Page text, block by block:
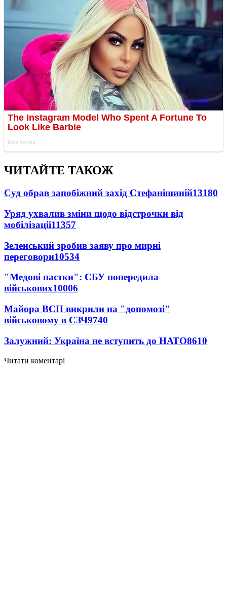
ЧИТАЙТЕ ТАКОЖ
Суд обрав запобіжний захід Стефанішиній13180
Уряд ухвалив зміни щодо відстрочки від
мобілізації11357
Зеленський зробив заяву про мирні
переговори10534
"Медові пастки": СБУ попередила
військових10006
Майора ВСП викрили на "допомозі"
військовому в СЗЧ9740
Залужний: Україна не вступить до НАТО8610
Читати коментарі